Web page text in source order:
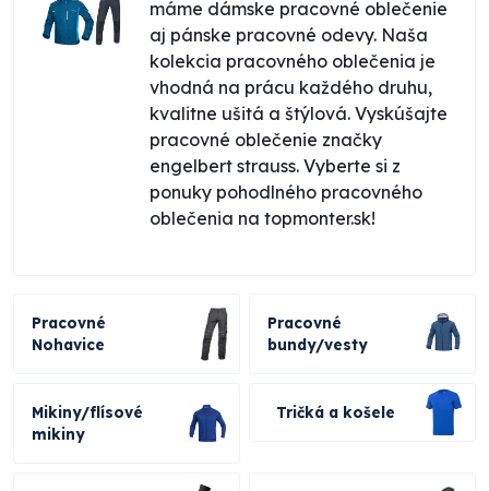
máme dámske pracovné oblečenie
aj pánske pracovné odevy. Naša
kolekcia pracovného oblečenia je
vhodná na prácu každého druhu,
kvalitne ušitá a štýlová. Vyskúšajte
pracovné oblečenie značky
engelbert strauss. Vyberte si z
ponuky pohodlného pracovného
oblečenia na topmonter.sk!
Pracovné
Nohavice
Pracovné
bundy/vesty
Mikiny/flísové
mikiny
Tričká a košele